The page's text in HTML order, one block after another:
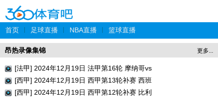
首页 足球直播 NBA直播 篮球直播
更多...
昂热录像集锦
[法甲] 2024年12月19日 法甲第16轮 摩纳哥vs
巴黎圣日耳曼 全场录像回放
[西甲] 2024年12月19日 西甲第13轮补赛 西班
牙人vs瓦伦西亚 全场录像回放
[西甲] 2024年12月19日 西甲第12轮补赛 比利